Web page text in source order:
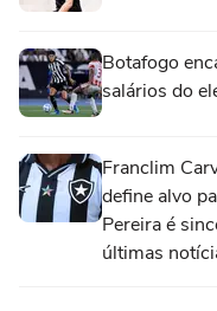
Botafogo
salários do
Franclim
define alvo
Pereira é
últimas